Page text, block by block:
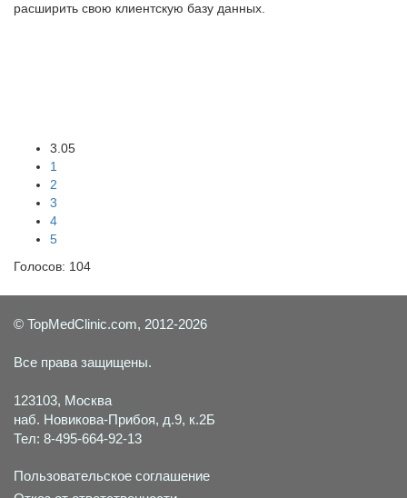
расширить свою клиентскую базу данных.
3.05
1
2
3
4
5
Голосов: 104
© TopMedClinic.com, 2012-2026
Все права защищены.
123103, Москва
наб. Новикова-Прибоя, д.9, к.2Б
Тел: 8-495-664-92-13
Пользовательское соглашение